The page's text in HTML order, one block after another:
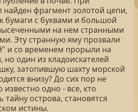
найден фрагмент золотой цепи,
бумаги с буквами и большой
на нем странными
Эту странную яму прозвали
и со временем прорыли на
но один из кладоискателей
затопившую шахту морской
внизу? До сих пор не
известно одно - все, кто
тайну острова, становятся
истины.